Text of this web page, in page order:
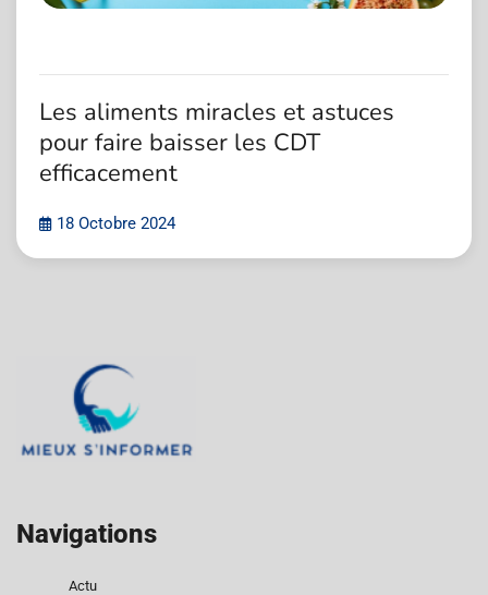
Les aliments miracles et astuces
pour faire baisser les CDT
efficacement
18 Octobre 2024
Navigations
Actu